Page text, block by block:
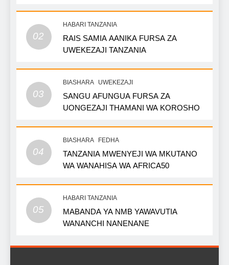
02
HABARI TANZANIA
RAIS SAMIA AANIKA FURSA ZA
UWEKEZAJI TANZANIA
03
BIASHARA UWEKEZAJI
SANGU AFUNGUA FURSA ZA
UONGEZAJI THAMANI WA KOROSHO
04
BIASHARA FEDHA
TANZANIA MWENYEJI WA MKUTANO
WA WANAHISA WA AFRICA50
05
HABARI TANZANIA
MABANDA YA NMB YAWAVUTIA
WANANCHI NANENANE